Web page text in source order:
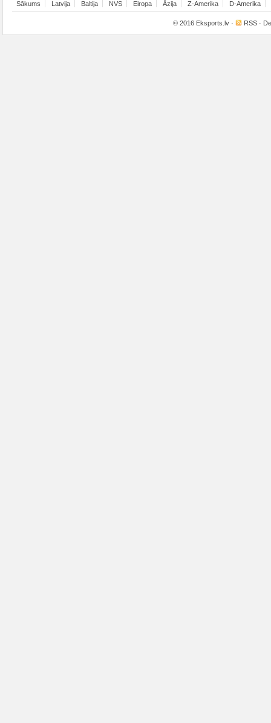
Sākums Latvija Baltija NVS Eiropa Āzija Z-Amerika D-Amerika
© 2016 Eksports.lv · RSS ·